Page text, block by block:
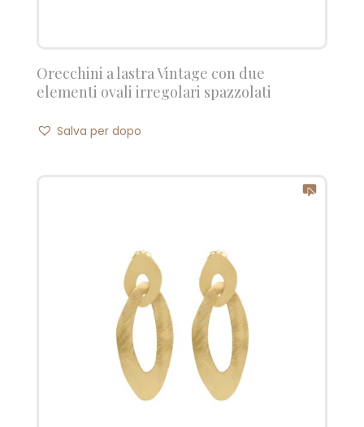
Orecchini a lastra Vintage con due
elementi ovali irregolari spazzolati
Salva per dopo